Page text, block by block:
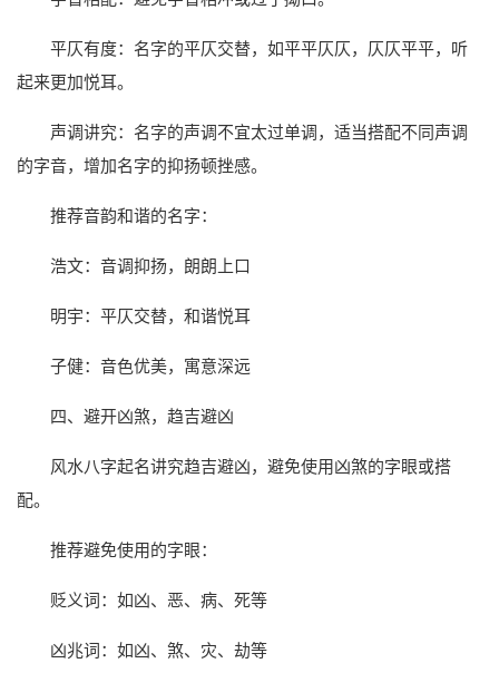
平仄有度：名字的平仄交替，如平平仄仄，仄仄平平，听
起来更加悦耳。
声调讲究：名字的声调不宜太过单调，适当搭配不同声调
的字音，增加名字的抑扬顿挫感。
推荐音韵和谐的名字：
浩文：音调抑扬，朗朗上口
明宇：平仄交替，和谐悦耳
子健：音色优美，寓意深远
四、避开凶煞，趋吉避凶
风水八字起名讲究趋吉避凶，避免使用凶煞的字眼或搭
配。
推荐避免使用的字眼：
贬义词：如凶、恶、病、死等
凶兆词：如凶、煞、灾、劫等